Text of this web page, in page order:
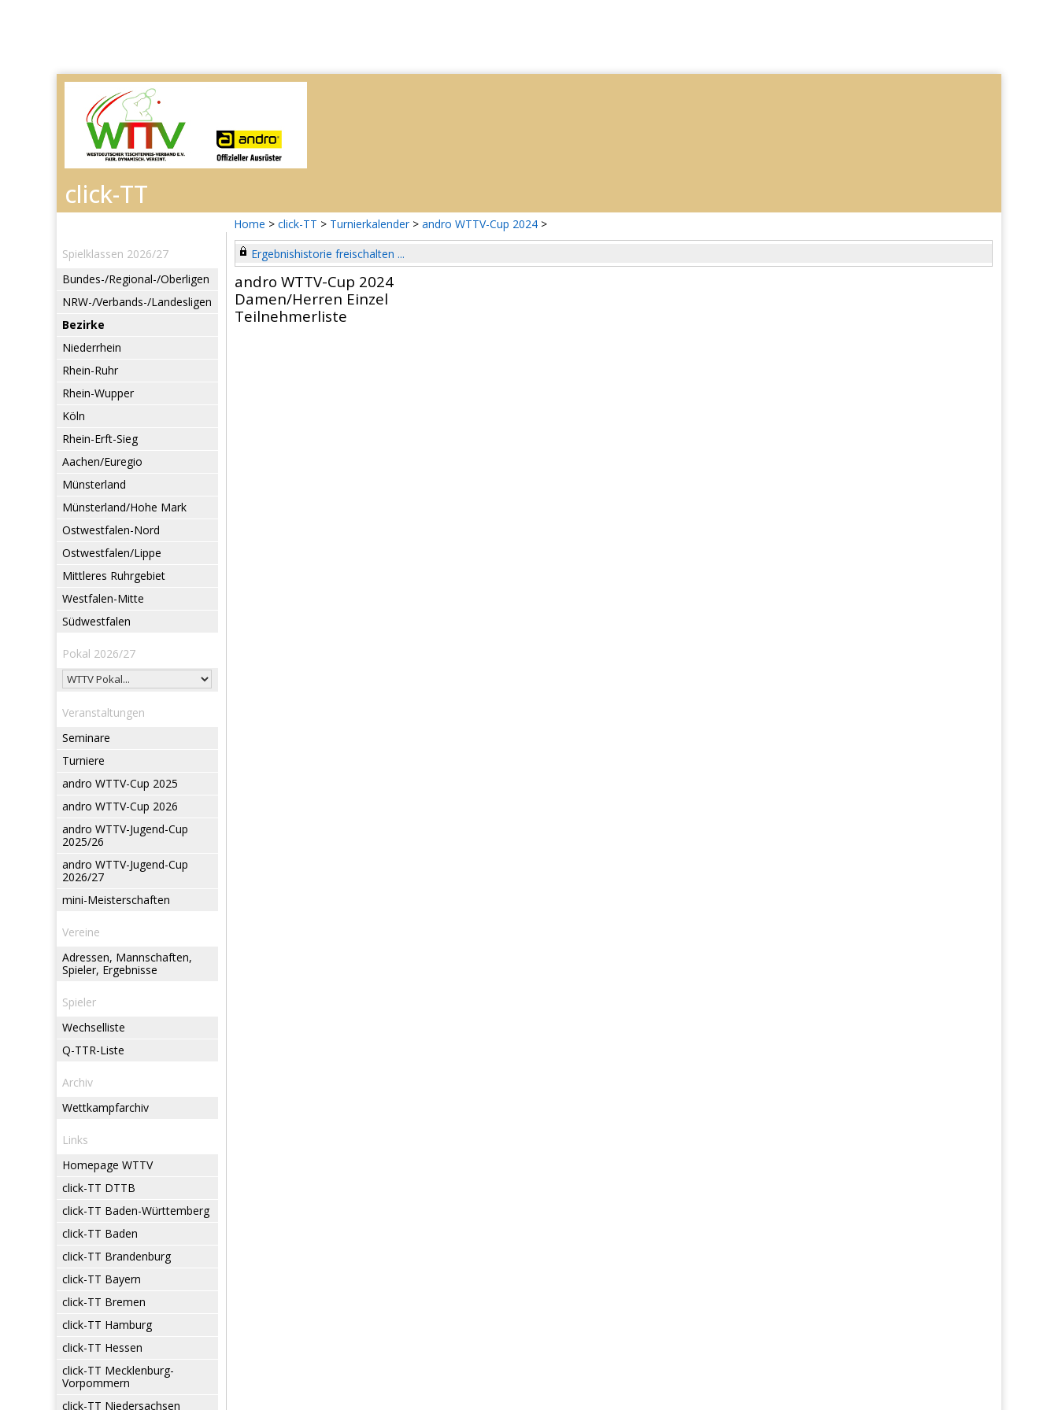
Home > click-TT > Turnierkalender > andro WTTV-Cup 2024 >
Spielklassen 2026/27
Bundes-/Regional-/Oberligen
NRW-/Verbands-/Landesligen
Bezirke
Niederrhein
Rhein-Ruhr
Rhein-Wupper
Köln
Rhein-Erft-Sieg
Aachen/Euregio
Münsterland
Münsterland/Hohe Mark
Ostwestfalen-Nord
Ostwestfalen/Lippe
Mittleres Ruhrgebiet
Westfalen-Mitte
Südwestfalen
Pokal 2026/27
Veranstaltungen
Seminare
Turniere
andro WTTV-Cup 2025
andro WTTV-Cup 2026
andro WTTV-Jugend-Cup
2025/26
andro WTTV-Jugend-Cup
2026/27
mini-Meisterschaften
Vereine
Adressen, Mannschaften,
Spieler, Ergebnisse
Spieler
Wechselliste
Q-TTR-Liste
Archiv
Wettkampfarchiv
Links
Homepage WTTV
click-TT DTTB
click-TT Baden-Württemberg
click-TT Baden
click-TT Brandenburg
click-TT Bayern
click-TT Bremen
click-TT Hamburg
click-TT Hessen
click-TT Mecklenburg-
Vorpommern
click-TT Niedersachsen
Ergebnishistorie freischalten ...
andro WTTV-Cup 2024
Damen/Herren Einzel
Teilnehmerliste